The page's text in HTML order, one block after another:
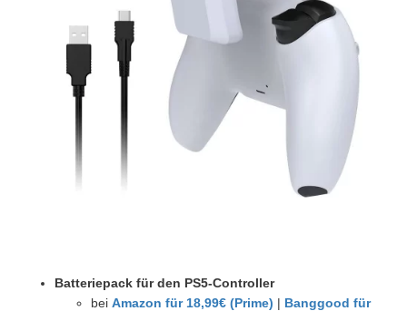
Batteriepack für den PS5-Controller
bei Amazon für 18,99€ (Prime) | Banggood für